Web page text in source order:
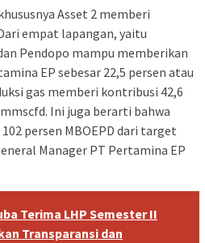
Asset 2 memberi
empat lapangan, yaitu
Pendopo mampu memberikan
EP sebesar 22,5 persen atau
gas memberi kontribusi 42,6
Ini juga berarti bahwa
persen MBOEPD dari target
Manager PT Pertamina EP
Terima LHP Semester II
Transparansi dan